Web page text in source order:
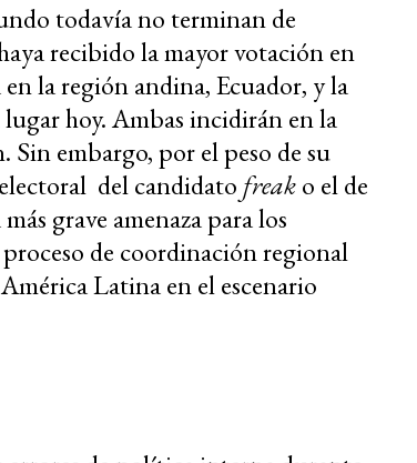
todavía no terminan de
recibido la mayor votación en
la región andina, Ecuador, y la
hoy. Ambas incidirán en la
embargo, por el peso de su
del candidato freako el de
grave amenaza para los
de coordinación regional
Latina en el escenario